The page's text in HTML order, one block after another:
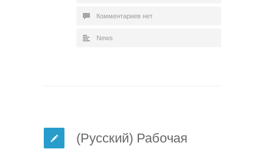
Комментариев нет
News
(Русский) Рабочая